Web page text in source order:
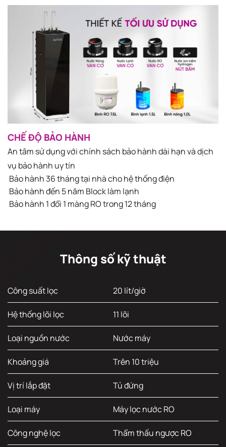
CHẾ ĐỘ BẢO HÀNH
An tâm sử dụng với chính sách bảo hành dài hạn và dịch
vụ bảo hành uy tín
Bảo hành 36 tháng tại nhà cho hệ thống điện​
Bảo hành đến 5 năm Block làm lạnh​
Bảo hành 1 đổi 1 màng RO trong 12 tháng​
Thông số kỹ thuật
Công suất lọc 20 lít/giờ
Hệ thống lõi lọc 11 lõi
Loại nguồn nước Nước máy
Khoảng giá Trên 10 triệu
Vị trí lắp đặt Tủ đứng
Loại máy Máy lọc nước RO
Công nghệ lọc Thẩm thấu ngược RO